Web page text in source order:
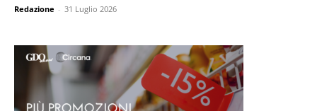
Redazione - 31 Luglio 2026